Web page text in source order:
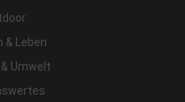
& Leben
Umwelt